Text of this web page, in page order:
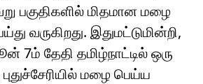
பகுதிகளில் மிதமான மழை
வருகிறது. இதுமட்டுமின்றி,
7ம் தேதி தமிழ்நாட்டில் ஒரு
மழை பெய்ய